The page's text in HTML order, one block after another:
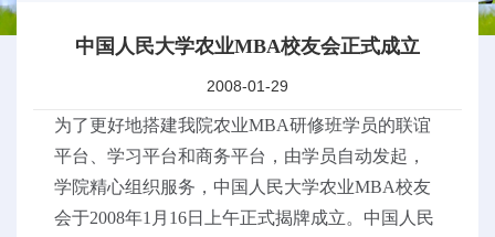
中国人民大学农业MBA校友会正式成立
2008-01-29
为了更好地搭建我院农业MBA研修班学员的联谊
平台、学习平台和商务平台，由学员自动发起，
学院精心组织服务，中国人民大学农业MBA校友
会于2008年1月16日上午正式揭牌成立。中国人民